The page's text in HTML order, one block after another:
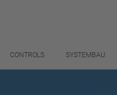
CONTROLS SYSTEMBAU